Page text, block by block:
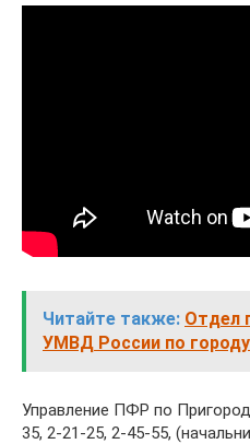
Читайте также: Отдел
УМВД России по
Управление ПФР по
35, 2-21-25, 2-45-55,